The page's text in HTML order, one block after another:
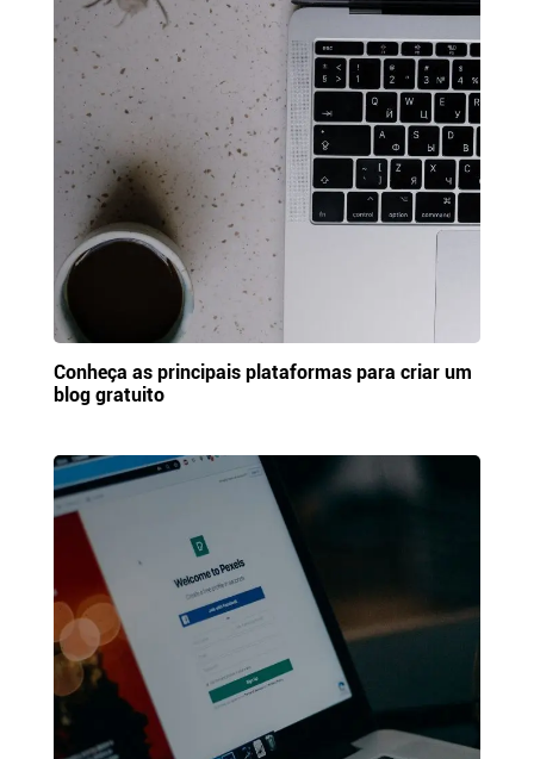
Conheça as principais plataformas para criar um
blog gratuito